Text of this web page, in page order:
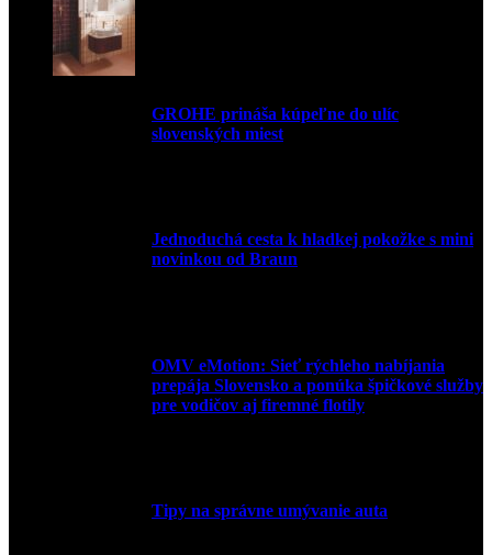
GROHE prináša kúpeľne do ulíc
slovenských miest
Jednoduchá cesta k hladkej pokožke s mini
novinkou od Braun
OMV eMotion: Sieť rýchleho nabíjania
prepája Slovensko a ponúka špičkové služby
pre vodičov aj firemné flotily
Tipy na správne umývanie auta